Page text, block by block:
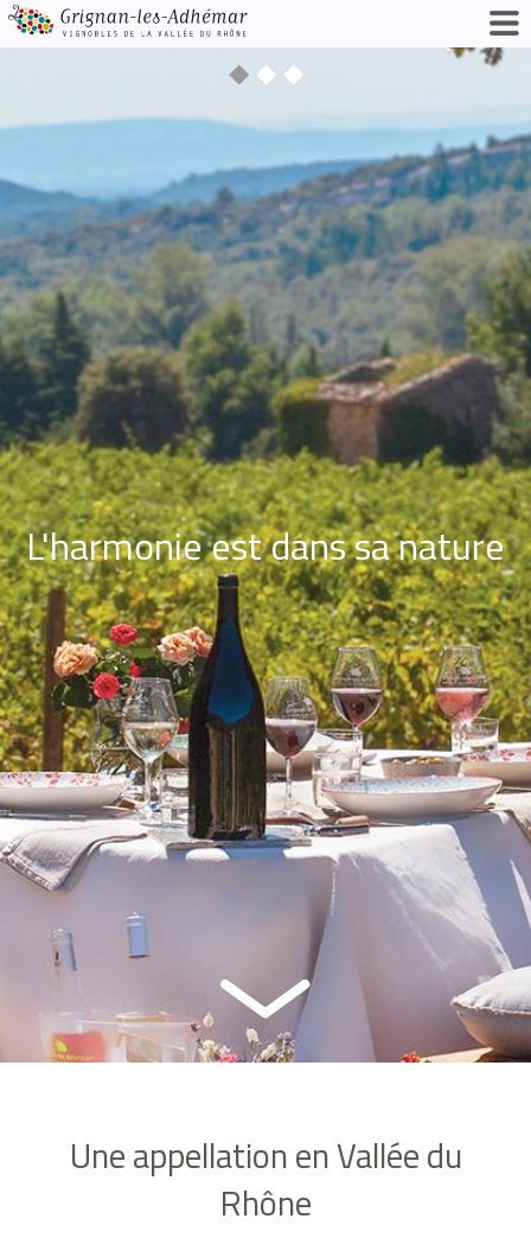
L'harmonie est dans sa nature
Une appellation en Vallée du
Rhône